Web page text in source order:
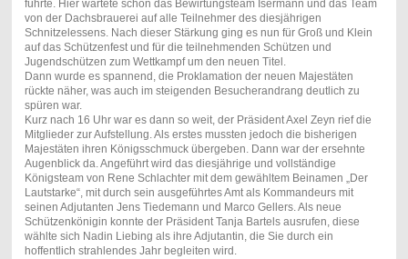
führte. Hier wartete schon das Bewirtungsteam Isermann und das Team
von der Dachsbrauerei auf alle Teilnehmer des diesjährigen
Schnitzelessens. Nach dieser Stärkung ging es nun für Groß und Klein
auf das Schützenfest und für die teilnehmenden Schützen und
Jugendschützen zum Wettkampf um den neuen Titel.
Dann wurde es spannend, die Proklamation der neuen Majestäten
rückte näher, was auch im steigenden Besucherandrang deutlich zu
spüren war.
Kurz nach 16 Uhr war es dann so weit, der Präsident Axel Zeyn rief die
Mitglieder zur Aufstellung. Als erstes mussten jedoch die bisherigen
Majestäten ihren Königsschmuck übergeben. Dann war der ersehnte
Augenblick da. Angeführt wird das diesjährige und vollständige
Königsteam von Rene Schlachter mit dem gewähltem Beinamen „Der
Lautstarke“, mit durch sein ausgeführtes Amt als Kommandeurs mit
seinen Adjutanten Jens Tiedemann und Marco Gellers. Als neue
Schützenkönigin konnte der Präsident Tanja Bartels ausrufen, diese
wählte sich Nadin Liebing als ihre Adjutantin, die Sie durch ein
hoffentlich strahlendes Jahr begleiten wird.